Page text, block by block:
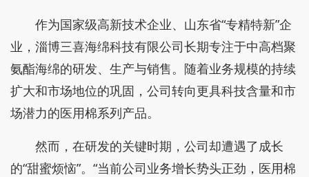
作为国家级高新技术企业、山东省“专精特新”企
业，淄博三喜海绵科技有限公司长期专注于中高档聚
氨酯海绵的研发、生产与销售。随着业务规模的持续
扩大和市场地位的巩固，公司转向更具科技含量和市
场潜力的医用棉系列产品。
然而，在研发的关键时期，公司却遭遇了成长
的“甜蜜烦恼”。“当前公司业务增长势头正劲，医用棉